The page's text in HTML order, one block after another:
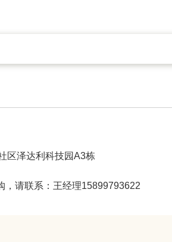
区泽达利科技园A3栋
，请联系：王经理15899793622